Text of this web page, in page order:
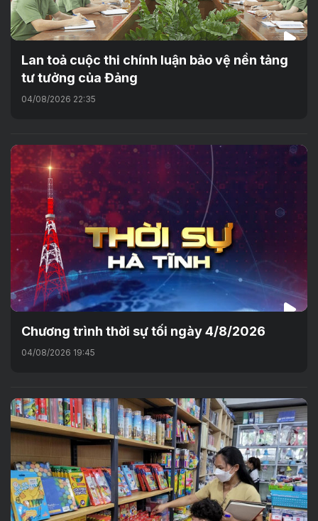
Lan toả cuộc thi chính luận bảo vệ nền tảng
tư tưởng của Đảng
04/08/2026 22:35
Chương trình thời sự tối ngày 4/8/2026
04/08/2026 19:45